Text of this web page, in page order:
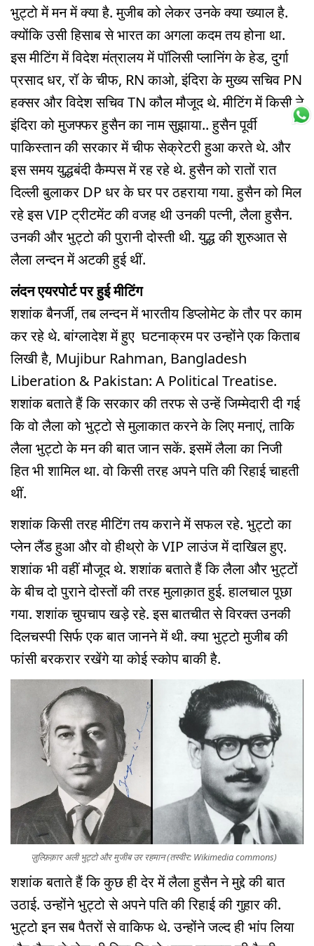
भुट्टो में मन में क्या है. मुजीब को लेकर उनके क्या ख्याल है.
क्योंकि उसी हिसाब से भारत का अगला कदम तय होना था.
इस मीटिंग में विदेश मंत्रालय में पॉलिसी प्लानिंग के हेड, दुर्गा
प्रसाद धर, रॉ के चीफ, RN काओ, इंदिरा के मुख्य सचिव PN
हक्सर और विदेश सचिव TN कौल मौजूद थे. मीटिंग में किसी ने
इंदिरा को मुजफ्फर हुसैन का नाम सुझाया.. हुसैन पूर्वी
पाकिस्तान की सरकार में चीफ सेक्रेटरी हुआ करते थे. और
इस समय युद्धबंदी कैम्पस में रह रहे थे. हुसैन को रातों रात
दिल्ली बुलाकर DP धर के घर पर ठहराया गया. हुसैन को मिल
रहे इस VIP ट्रीटमेंट की वजह थी उनकी पत्नी, लैला हुसैन.
उनकी और भुट्टो की पुरानी दोस्ती थी. युद्ध की शुरुआत से
लैला लन्दन में अटकी हुई थीं.
लंदन एयरपोर्ट पर हुई मीटिंग
शशांक बैनर्जी, तब लन्दन में भारतीय डिप्लोमेट के तौर पर काम
कर रहे थे. बांग्लादेश में हुए घटनाक्रम पर उन्होंने एक किताब
लिखी है, Mujibur Rahman, Bangladesh
Liberation & Pakistan: A Political Treatise.
शशांक बताते हैं कि सरकार की तरफ से उन्हें जिम्मेदारी दी गई
कि वो लैला को भुट्टो से मुलाकात करने के लिए मनाएं, ताकि
लैला भुट्टो के मन की बात जान सकें. इसमें लैला का निजी
हित भी शामिल था. वो किसी तरह अपने पति की रिहाई चाहती
थीं.
शशांक किसी तरह मीटिंग तय कराने में सफल रहे. भुट्टो का
प्लेन लैंड हुआ और वो हीथ्रो के VIP लाउंज में दाखिल हुए.
शशांक भी वहीं मौजूद थे. शशांक बताते हैं कि लैला और भुट्टों
के बीच दो पुराने दोस्तों की तरह मुलाक़ात हुई. हालचाल पूछा
गया. शशांक चुपचाप खड़े रहे. इस बातचीत से विरक्त उनकी
दिलचस्पी सिर्फ एक बात जानने में थी. क्या भुट्टो मुजीब की
फांसी बरकरार रखेंगे या कोई स्कोप बाकी है.
ज़ुल्फ़िक़ार अली भुट्टो और मुजीब उर रहमान (तस्वीर: Wikimedia commons)
शशांक बताते हैं कि कुछ ही देर में लैला हुसैन ने मुद्दे की बात
उठाई. उन्होंने भुट्टो से अपने पति की रिहाई की गुहार की.
भुट्टो इन सब पैतरों से वाकिफ थे. उन्होंने जल्द ही भांप लिया